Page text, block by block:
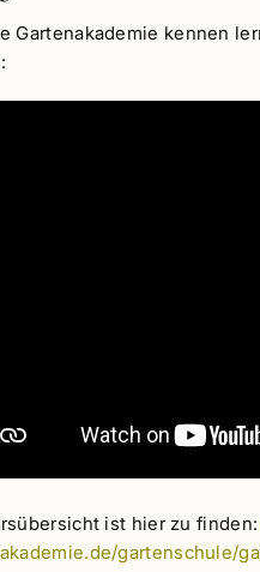
Gartenakademie kennen
ist hier zu finden:
gartenschule/